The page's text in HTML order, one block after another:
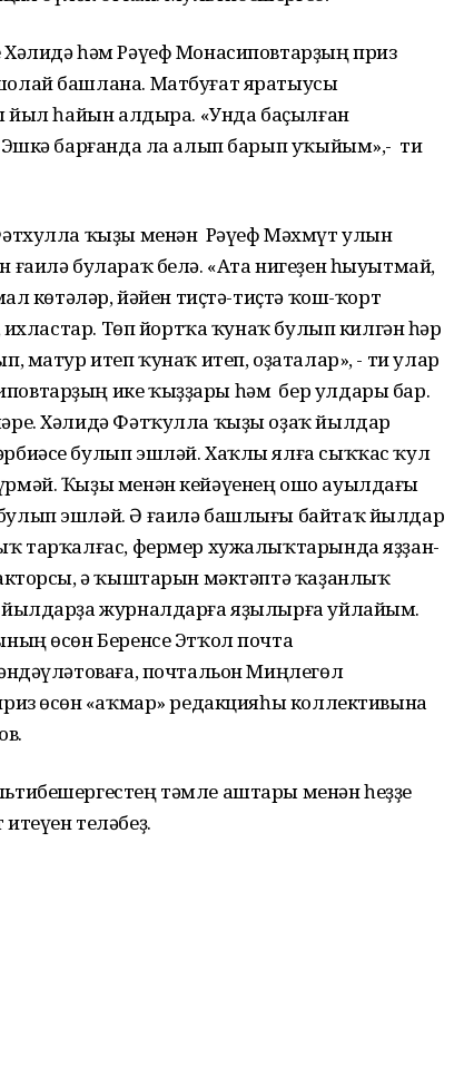
һәм Рәүеф Монасиповтарҙың приз
башлана. Матбуғат яратыусы
йыл һайын алдыра. «Унда баҫылған
барғанда ла алып барып уҡыйым»,- ти
ҡыҙы менән Рәүеф Мәхмүт улын
булараҡ белә. «Ата нигеҙен һыуытмай,
көтәләр, йәйен тиҫтә-тиҫтә ҡош-ҡорт
Төп йортҡа ҡунаҡ булып килгән һәр
матур итеп ҡунаҡ итеп, оҙаталар», - ти улар
ике ҡыҙҙары һәм бер улдары бар.
Хәлидә Фәтҡулла ҡыҙы оҙаҡ йылдар
булып эшләй. Хаҡлы ялға сыҡҡас ҡул
Ҡыҙы менән кейәүенең ошо ауылдағы
эшләй. Ә ғаилә башлығы байтаҡ йылдар
тарҡалғас, фермер хужалыҡтарында яҙҙан-
ә ҡыштарын мәктәптә ҡаҙанлыҡ
журналдарға яҙылырға уйлайым.
өсөн Беренсе Этҡол почта
почтальон Миңлегөл
өсөн «Һаҡмар» редакцияһы коллективына
тәмле аштары менән һеҙҙе
теләбеҙ.